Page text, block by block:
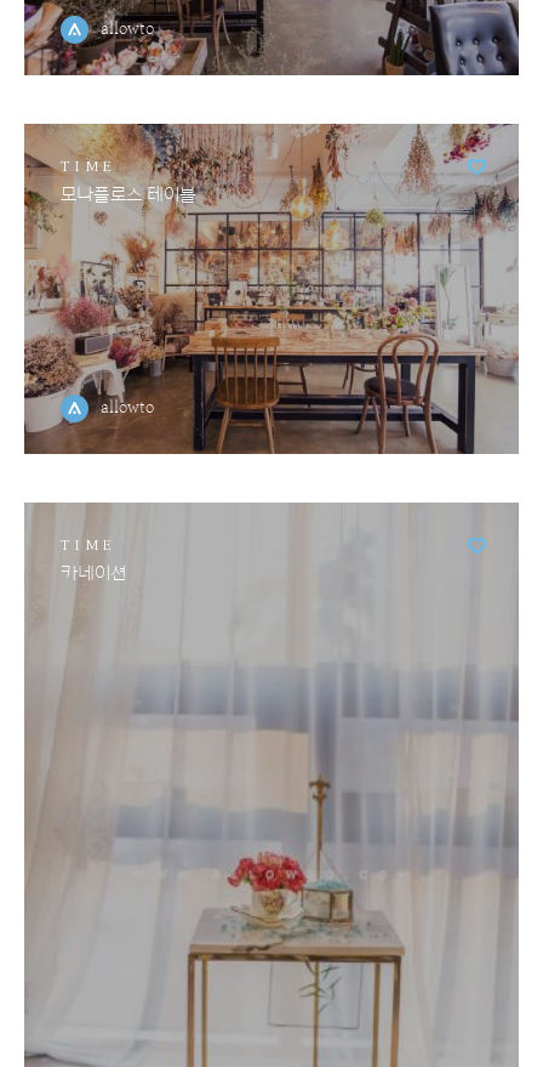
allowto
TIME
모나플로스 테이블
allowto
TIME
카네이션